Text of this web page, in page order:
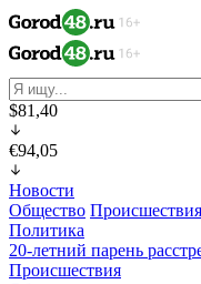
$81,40
€94,05
Новости
Общество Происшествия
Политика
20-летний парень
Происшествия